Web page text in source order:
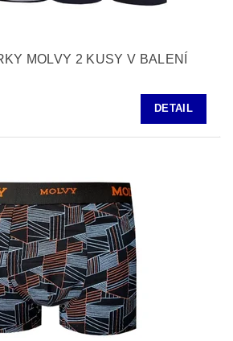
MOLVY 2 KUSY V BALENÍ
DETAIL